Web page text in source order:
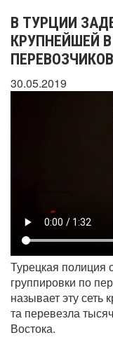
В ТУРЦИИ
КРУПНЕЙШЕЙ
ПЕРЕВОЗЧИКОВ
30.05.2019
Турецкая полиция
группировки по
называет эту сеть
та перевезла
Востока.